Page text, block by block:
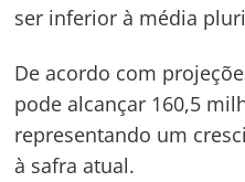
ser inferior à média
De acordo com
pode alcançar 160,5
representando um
à safra atual.